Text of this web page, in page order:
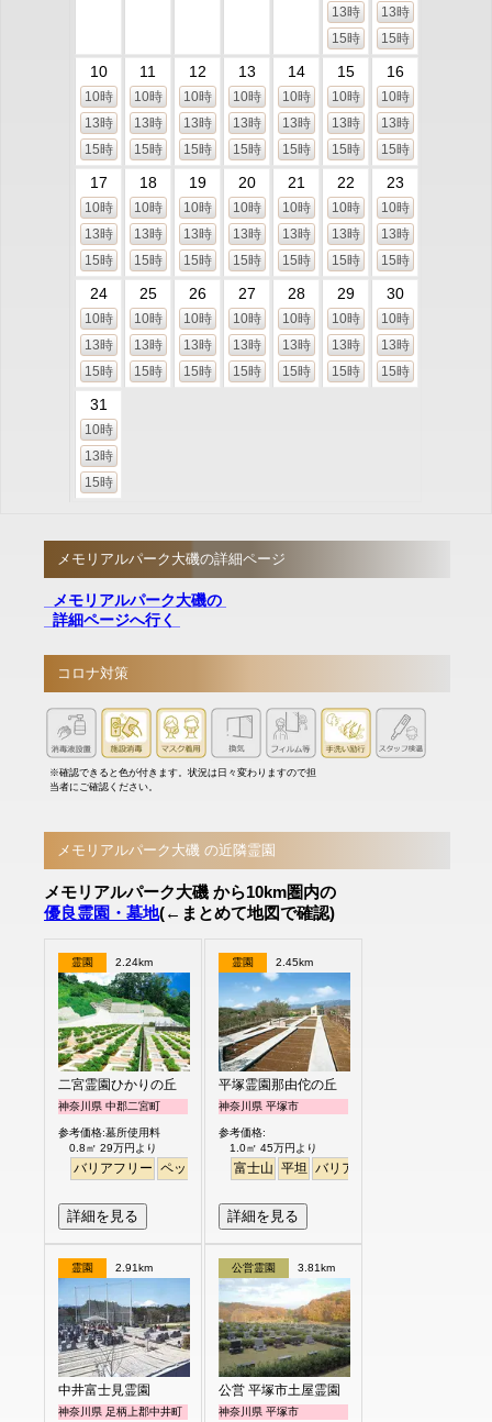
13時
15時
13時
15時
10
10時
13時
15時
11
10時
13時
15時
12
10時
13時
15時
13
10時
13時
15時
14
10時
13時
15時
15
10時
13時
15時
16
10時
13時
15時
17
10時
13時
15時
18
10時
13時
15時
19
10時
13時
15時
20
10時
13時
15時
21
10時
13時
15時
22
10時
13時
15時
23
10時
13時
15時
24
10時
13時
15時
25
10時
13時
15時
26
10時
13時
15時
27
10時
13時
15時
28
10時
13時
15時
29
10時
13時
15時
30
10時
13時
15時
31
10時
13時
15時
メモリアルパーク大磯の詳細ページ
メモリアルパーク大磯の
詳細ページへ行く
コロナ対策
※確認できると色が付きます。状況は日々変わりますので担
当者にご確認ください。
メモリアルパーク大磯 の近隣霊園
メモリアルパーク大磯 から10km圏内の
優良霊園・墓地(←まとめて地図で確認)
霊園 2.24km
二宮霊園ひかりの丘
神奈川県 中郡二宮町
参考価格:墓所使用料
0.8㎡ 29万円より
バリアフリー ペット
詳細を見る
霊園 2.45km
平塚霊園那由佗の丘
神奈川県 平塚市
参考価格:
1.0㎡ 45万円より
富士山 平坦 バリアフリー
詳細を見る
霊園 2.91km
中井富士見霊園
神奈川県 足柄上郡中井町
公営霊園 3.81km
公営 平塚市土屋霊園
神奈川県 平塚市